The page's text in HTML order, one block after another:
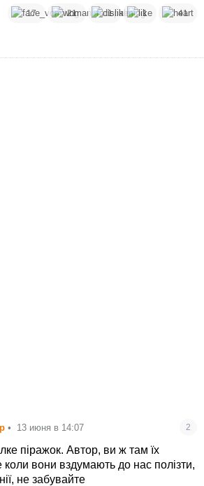
17 21 1 1 41
• 13 июня в 14:07 2
піражок. Автор, ви ж там їх
коли вони вздумають до нас полізти,
не забувайте